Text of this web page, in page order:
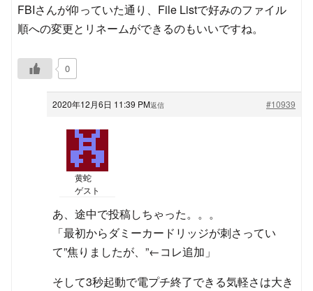
FBIさんが仰っていた通り、File Listで好みのファイル
順への変更とリネームができるのもいいですね。
0
2020年12月6日 11:39 PM #10939
返信
黄蛇
ゲスト
あ、途中で投稿しちゃった。。。
「最初からダミーカードリッジが刺さってい
て”焦りましたが、”←コレ追加」
そして3秒起動で電プチ終了できる気軽さは大き